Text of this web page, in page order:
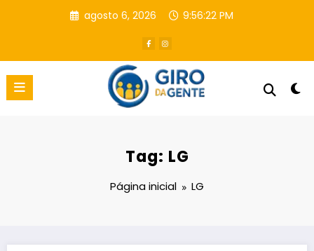
agosto 6, 2026 9:56:23 PM
Tag: LG
Página inicial LG